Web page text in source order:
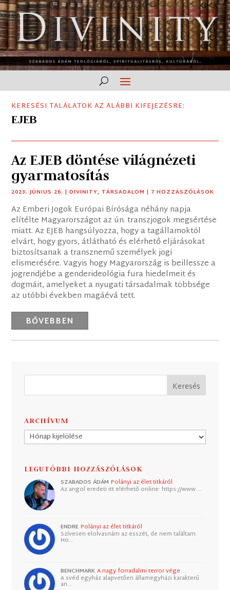
KERESÉSI TALÁLATOK AZ ALÁBBI KIFEJEZÉSRE:
EJEB
Az EJEB döntése világnézeti
gyarmatosítás
2023. JÚNIUS 26. |DIVINITY, TÁRSADALOM | 7 HOZZÁSZÓLÁSOK
Az Emberi Jogok Európai Bírósága néhány napja
elítélte Magyarországot az ún. transzjogok megsértése
miatt. Az EJEB hangsúlyozza, hogy a tagállamoktól
elvárt, hogy gyors, átlátható és elérhető eljárásokat
biztosítsanak a transznemű személyek jogi
elismerésére. Vagyis hogy Magyarország is beillessze a
jogrendjébe a genderideológia fura hiedelmeit és
dogmáit, amelyeket a nyugati társadalmak többsége
az utóbbi években magáévá tett.
BŐVEBBEN
ARCHÍVUM
Archívum
LEGUTÓBBI HOZZÁSZÓLÁSOK
SZABADOS ÁDÁM Polányi az élet titkáról
Az angol eredeti itt elérhető online: https://www.…
ENDRE Polányi az élet titkáról
Szívesen elolvasnám az esszét, de nem találtam.
Ho…
BENCHMARK A nagy forradalmi terror vége
A svéd egyház alapvetően államegyházi karakterű
an…